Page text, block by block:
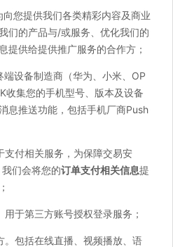
您提供我们各类精彩内容及商业
们的产品与/或服务、优化我们的
提供给提供推广服务的合作方；
设备制造商（华为、小米、OP
收集您的手机型号、版本及设备
息推送功能，包括手机厂商Push
付相关服务，为保障交易安
们会将您的订单支付相关信息提
于第三方账号授权登录服务；
包括在线直播、视频播放、语